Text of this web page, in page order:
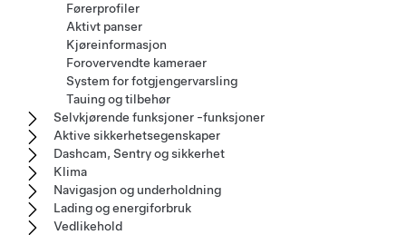
Førerprofiler
Aktivt panser
Kjøreinformasjon
Forovervendte kameraer
System for fotgjengervarsling
Tauing og tilbehør
Selvkjørende funksjoner -funksjoner
Aktive sikkerhetsegenskaper
Dashcam, Sentry og sikkerhet
Klima
Navigasjon og underholdning
Lading og energiforbruk
Vedlikehold